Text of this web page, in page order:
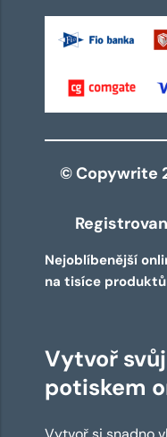
© Copywrite
Nejoblíbenější
na tisíce produktů
Vytvoř
potiskem